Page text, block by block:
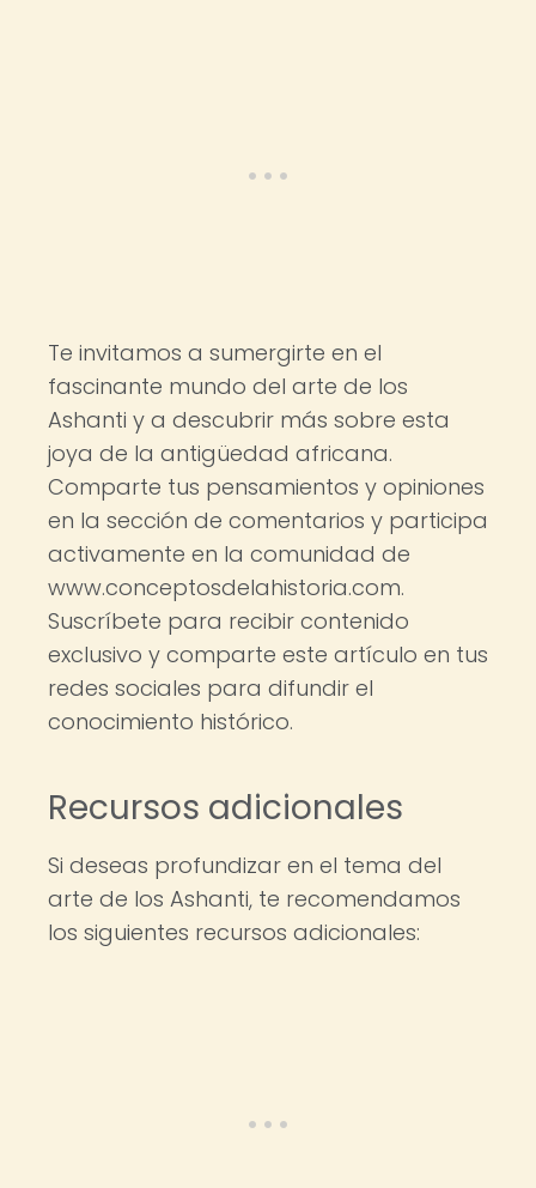
Te invitamos a sumergirte en el
fascinante mundo del arte de los
Ashanti y a descubrir más sobre esta
joya de la antigüedad africana.
Comparte tus pensamientos y opiniones
en la sección de comentarios y participa
activamente en la comunidad de
www.conceptosdelahistoria.com.
Suscríbete para recibir contenido
exclusivo y comparte este artículo en tus
redes sociales para difundir el
conocimiento histórico.
Recursos adicionales
Si deseas profundizar en el tema del
arte de los Ashanti, te recomendamos
los siguientes recursos adicionales: